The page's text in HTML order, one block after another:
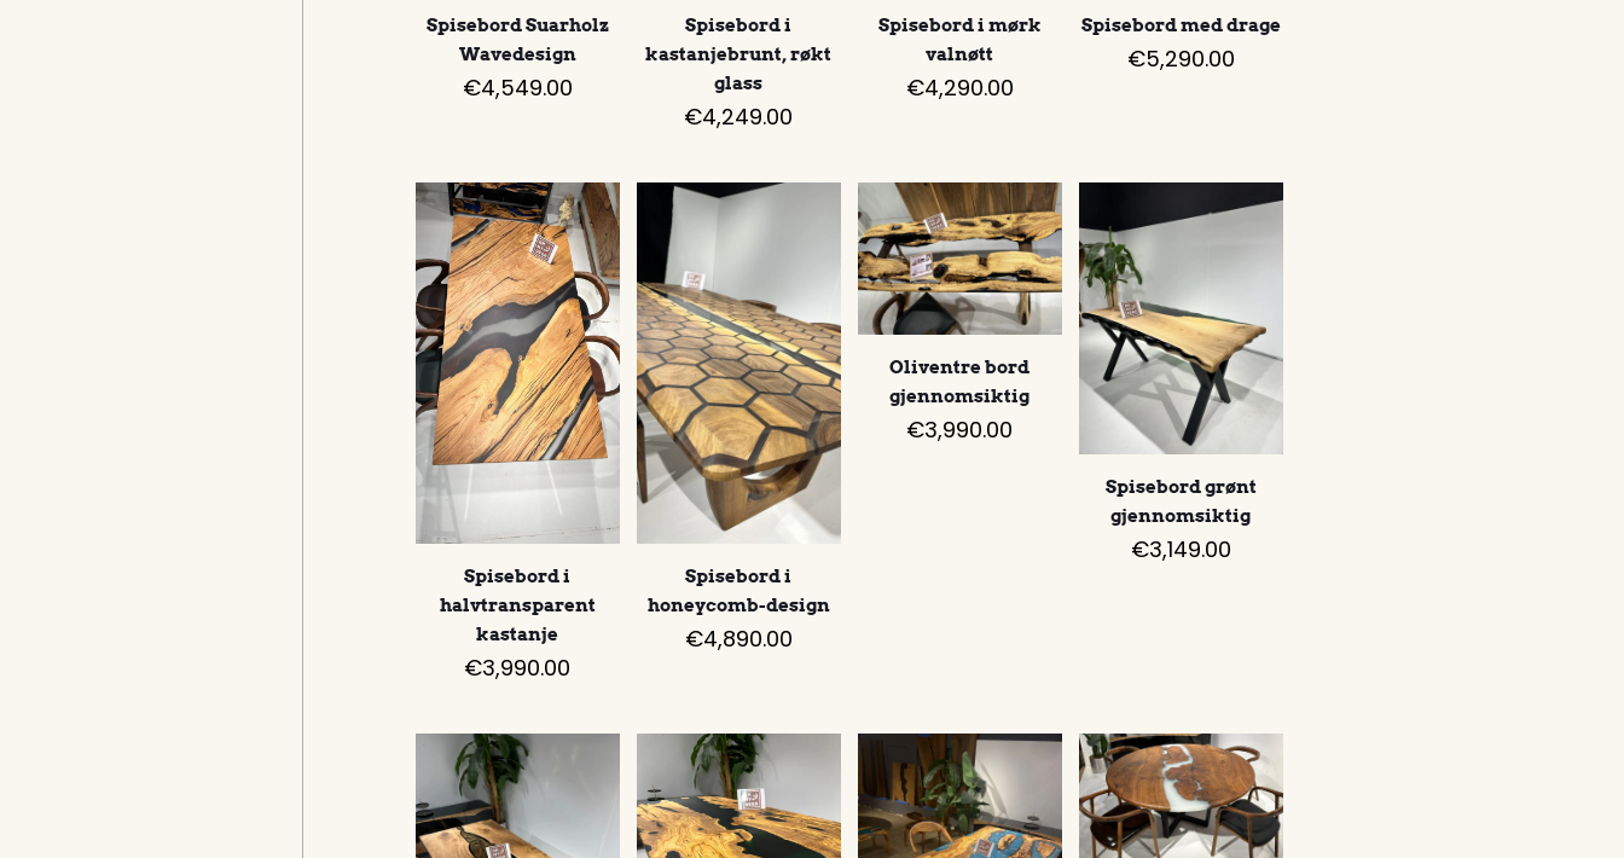
Spisebord Suarholz
Wavedesign
€4,549.00
Spisebord i
kastanjebrunt, røkt
glass
€4,249.00
Spisebord i mørk
valnøtt
€4,290.00
Spisebord med drage
€5,290.00
Spisebord i
halvtransparent
kastanje
€3,990.00
Spisebord i
honeycomb-design
€4,890.00
Oliventre bord
gjennomsiktig
€3,990.00
Spisebord grønt
gjennomsiktig
€3,149.00